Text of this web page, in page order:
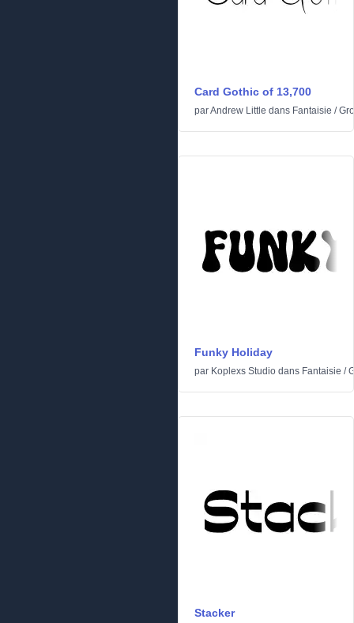
Card Gothic of 13,700
parAndrew Little dans Fantaisie /
Funky Holiday
par Koplexs Studio dans Fantaisie /
Stacker